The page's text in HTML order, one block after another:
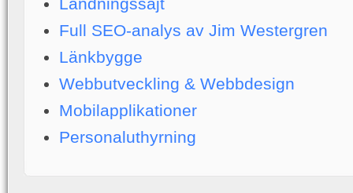
Full SEO-analys av Jim Westergren
Länkbygge
Webbutveckling & Webbdesign
Mobilapplikationer
Personaluthyrning